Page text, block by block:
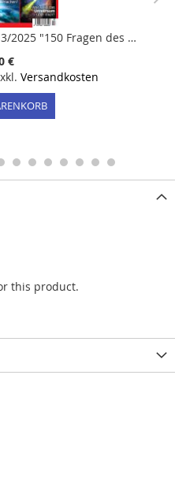
Welt der Wunder kompakt 3/2025 "150 Fragen des Lebens Antworten der Wissenschaft"
€
Versandkosten
this product.